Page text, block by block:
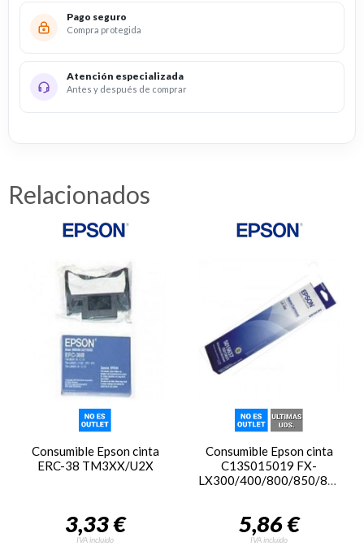
Pago seguro
Compra protegida
Atención especializada
Antes y después de comprar
Relacionados
Consumible Epson cinta
ERC-38 TM3XX/U2X
3,33 €
IVA incluido
Consumible Epson cinta
C13S015019 FX-
LX300/400/800/850/870/80
5,86 €
IVA incluido